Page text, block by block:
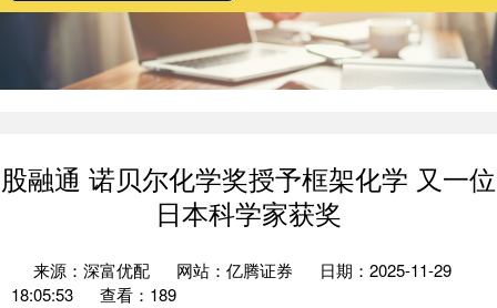
股融通 诺贝尔化学奖授予框架化学 又一位
日本科学家获奖
来源：深富优配 网站：亿腾证券
日期：2025-11-29
18:05:53
查看：189